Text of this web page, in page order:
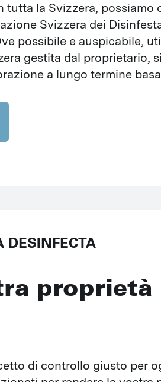
Tecnica di
Insetti benefici
Fumigazione
LO2
tutta la Svizzera, possiamo
Svizzera dei
possibile e auspicabile,
gestita dal proprietario,
a lungo termine
DESINFECTA
proprietà
di controllo giusto per